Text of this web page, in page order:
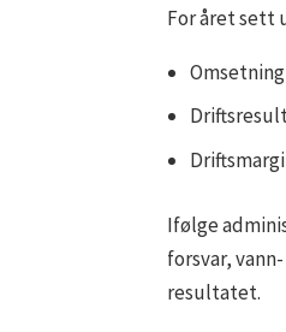
For året sett
Ifølge
forsvar,
resultatet.